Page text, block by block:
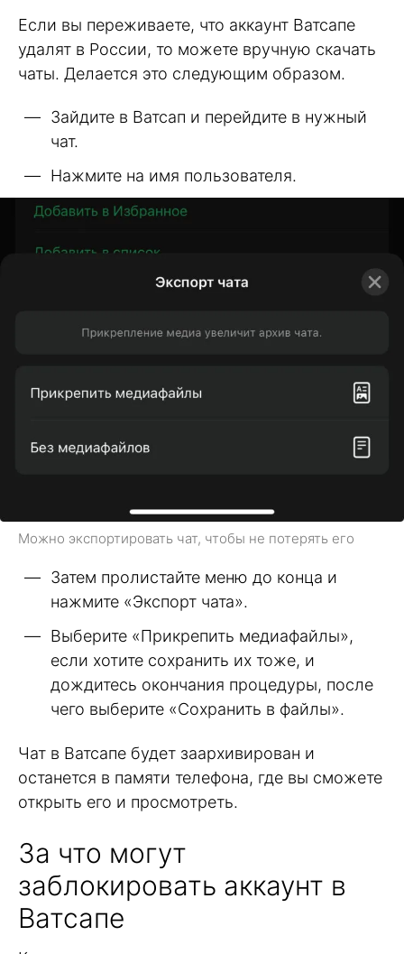
Если вы переживаете, что аккаунт Ватсапе
удалят в России, то можете вручную скачать
чаты. Делается это следующим образом.
Зайдите в Ватсап и перейдите в нужный
чат.
Нажмите на имя пользователя.
Можно экспортировать чат, чтобы не потерять его
Затем пролистайте меню до конца и
нажмите «Экспорт чата».
Выберите «Прикрепить медиафайлы»,
если хотите сохранить их тоже, и
дождитесь окончания процедуры, после
чего выберите «Сохранить в файлы».
Чат в Ватсапе будет заархивирован и
останется в памяти телефона, где вы сможете
открыть его и просмотреть.
За что могут
заблокировать аккаунт в
Ватсапе